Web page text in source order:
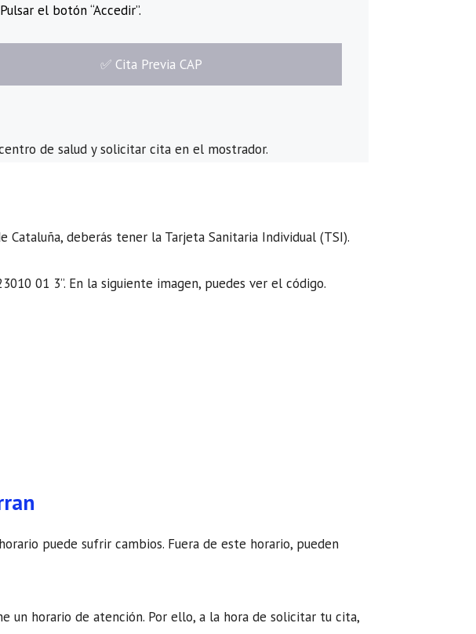
Pulsar el botón “Accedir”.
​✅​ Cita Previa CAP
de salud y solicitar cita en el mostrador.
Cataluña, deberás tener la Tarjeta Sanitaria Individual (TSI).
01 3”. En la siguiente imagen, puedes ver el código.
puede sufrir cambios. Fuera de este horario, pueden
un horario de atención. Por ello, a la hora de solicitar tu cita,